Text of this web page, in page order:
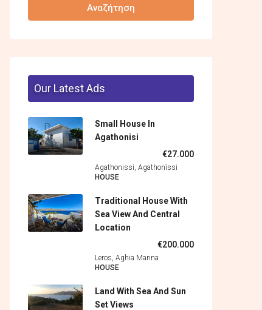
Αναζήτηση
Our Latest Ads
Small House In
Agathonisi
€27.000
Agathonissi, Agathonìssi
HOUSE
Traditional House With
Sea View And Central
Location
€200.000
Leros, Aghia Marina
HOUSE
Land With Sea And Sun
Set Views